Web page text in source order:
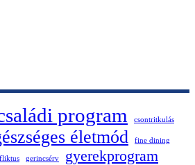
program csontritkulás
életmód fine dining
gerincsérv gyerekprogram